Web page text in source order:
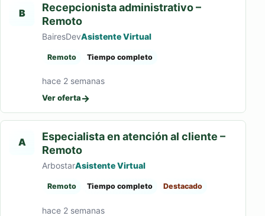
B
Recepcionista administrativo –
Remoto
BairesDevAsistente Virtual
Remoto Tiempo completo
hace 2 semanas
Ver oferta→
A
Especialista en atención al cliente –
Remoto
ArbostarAsistente Virtual
Remoto Tiempo completo Destacado
hace 2 semanas